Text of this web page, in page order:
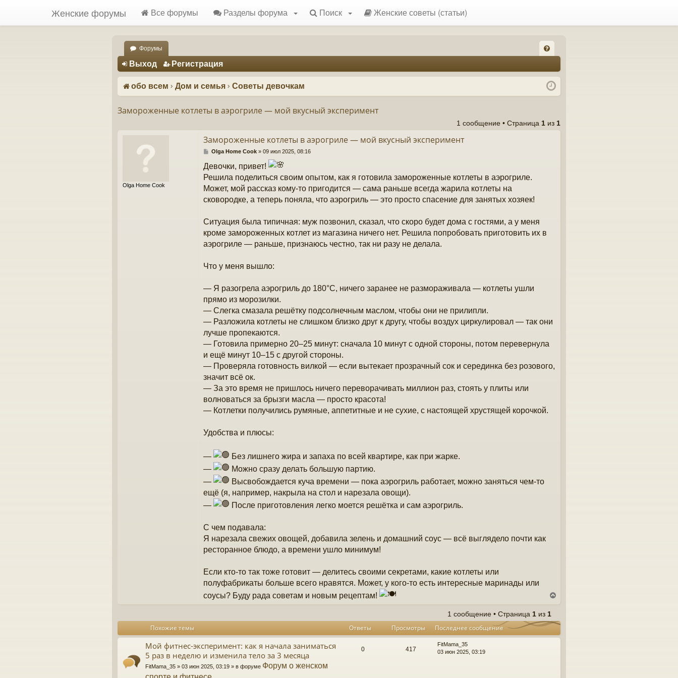
Женские форумы Все форумы Разделы форума Поиск Женские советы (статьи)
Регистрация
Форумы
Q
Выход Регистрация
обо всем Дом и семья Советы девочкам
Замороженные котлеты в аэрогриле — мой вкусный эксперимент
1 сообщение • Страница 1 из 1
Olga Home Cook
Замороженные котлеты в аэрогриле — мой вкусный эксперимент
С
о
щ
е
и
Olga Home Cook» 09 июл 2025, 08:16
Девочки, привет!
Решила поделиться своим опытом, как я готовила замороженные котлеты в аэрогриле.
Может, мой рассказ кому-то пригодится — сама раньше всегда жарила котлеты на
сковородке, а теперь поняла, что аэрогриль — это просто спасение для занятых хозяек!
Ситуация была типичная: муж позвонил, сказал, что скоро будет дома с гостями, а у меня
кроме замороженных котлет из магазина ничего нет. Решила попробовать приготовить их в
аэрогриле — раньше, признаюсь честно, так ни разу не делала.
Что у меня вышло:
— Я разогрела аэрогриль до 180°С, ничего заранее не размораживала — котлеты ушли
прямо из морозилки.
— Слегка смазала решётку подсолнечным маслом, чтобы они не прилипли.
— Разложила котлеты не слишком близко друг к другу, чтобы воздух циркулировал — так они
лучше пропекаются.
— Готовила примерно 20–25 минут: сначала 10 минут с одной стороны, потом перевернула
и ещё минут 10–15 с другой стороны.
— Проверяла готовность вилкой — если вытекает прозрачный сок и серединка без розового,
значит всё ок.
— За это время не пришлось ничего переворачивать миллион раз, стоять у плиты или
волноваться за брызги масла — просто красота!
— Котлетки получились румяные, аппетитные и не сухие, с настоящей хрустящей корочкой.
Удобства и плюсы:
—
Без лишнего жира и запаха по всей квартире, как при жарке.
—
Можно сразу делать большую партию.
—
Высвобождается куча времени — пока аэрогриль работает, можно заняться чем-то
ещё (я, например, накрыла на стол и нарезала овощи).
—
После приготовления легко моется решётка и сам аэрогриль.
С чем подавала:
Я нарезала свежих овощей, добавила зелень и домашний соус — всё выглядело почти как
ресторанное блюдо, а времени ушло минимум!
Если кто-то так тоже готовит — делитесь своими секретами, какие котлеты или
полуфабрикаты больше всего нравятся. Может, у кого-то есть интересные маринады или
соусы? Буду рада советам и новым рецептам!
н
у
т
1 сообщение • Страница 1 из 1
Похожие темы Ответы Просмотры Последнее сообщение
Мой фитнес-эксперимент: как я начала заниматься
5 раз в неделю и изменила тело за 3 месяца
FitMama_35 » 03 июн 2025, 03:19 » в форуме Форум о женском
0 417
FitMama_35
03 июн 2025, 03:19